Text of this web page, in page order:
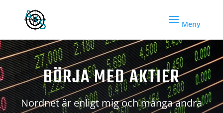
BÖRJA MED AKTIER
Nordnet är enligt mig och många andra